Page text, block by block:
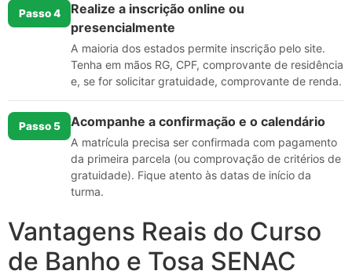
Passo 4
Realize a inscrição online ou
presencialmente
A maioria dos estados permite inscrição pelo site.
Tenha em mãos RG, CPF, comprovante de residência
e, se for solicitar gratuidade, comprovante de renda.
Passo 5 Acompanhe a confirmação e o calendário
A matrícula precisa ser confirmada com pagamento
da primeira parcela (ou comprovação de critérios de
gratuidade). Fique atento às datas de início da
turma.
Vantagens Reais do Curso
de Banho e Tosa SENAC